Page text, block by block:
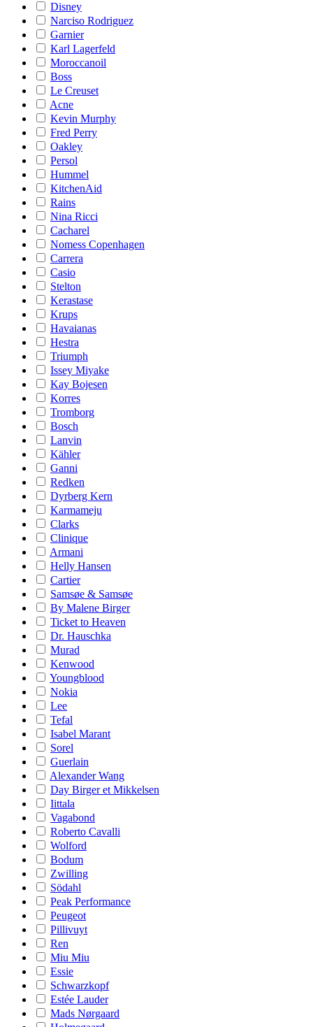
Disney
Narciso Rodriguez
Garnier
Karl Lagerfeld
Moroccanoil
Boss
Le Creuset
Acne
Kevin Murphy
Fred Perry
Oakley
Persol
Hummel
KitchenAid
Rains
Nina Ricci
Cacharel
Nomess Copenhagen
Carrera
Casio
Stelton
Kerastase
Krups
Havaianas
Hestra
Triumph
Issey Miyake
Kay Bojesen
Korres
Tromborg
Bosch
Lanvin
Kähler
Ganni
Redken
Dyrberg Kern
Karmameju
Clarks
Clinique
Armani
Helly Hansen
Cartier
Samsøe & Samsøe
By Malene Birger
Ticket to Heaven
Dr. Hauschka
Murad
Kenwood
Youngblood
Nokia
Lee
Tefal
Isabel Marant
Sorel
Guerlain
Alexander Wang
Day Birger et Mikkelsen
Iittala
Vagabond
Roberto Cavalli
Wolford
Bodum
Zwilling
Södahl
Peak Performance
Peugeot
Pillivuyt
Ren
Miu Miu
Essie
Schwarzkopf
Estée Lauder
Mads Nørgaard